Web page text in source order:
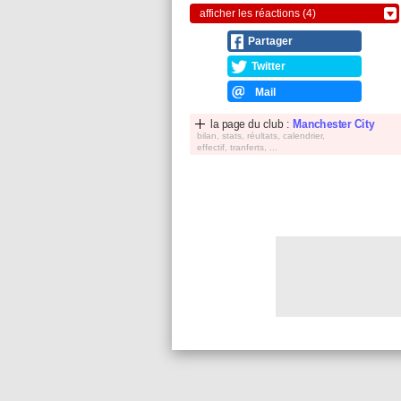
afficher les réactions (4)
Partager
Twitter
Mail
la page du club : Manchester City
bilan, stats, réultats, calendrier,
effectif, tranferts, ...